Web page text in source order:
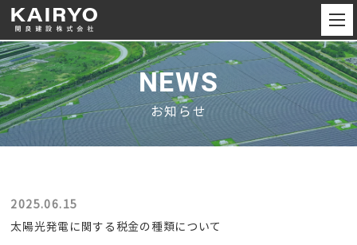
NEWS
お知らせ
2025.06.15
太陽光発電に関する税金の種類について